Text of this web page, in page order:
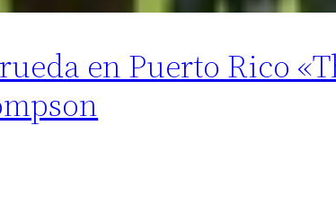
en Puerto Rico